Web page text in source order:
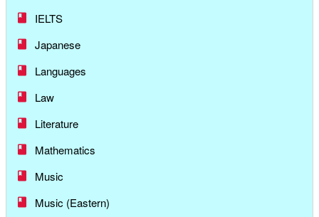
IELTS
Japanese
Languages
Law
Literature
Mathematics
Music
Music (Eastern)